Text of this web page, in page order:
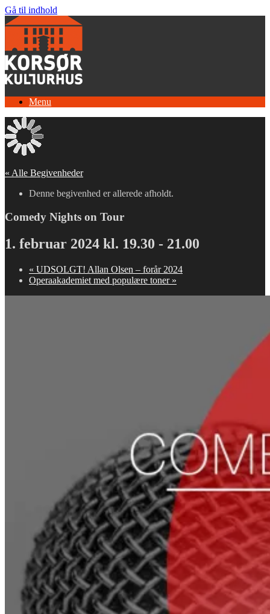
Gå til indhold
Menu
« Alle Begivenheder
Denne begivenhed er allerede afholdt.
Comedy Nights on Tour
1. februar 2024 kl. 19.30 - 21.00
« UDSOLGT! Allan Olsen – forår 2024
Operaakademiet med populære toner »